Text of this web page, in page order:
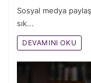
Sosyal medya
sık...
DEVAMINI OKU